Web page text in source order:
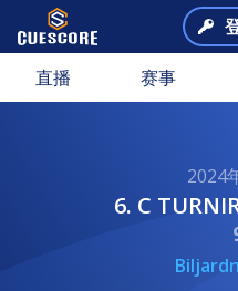
直播 赛事
2024
6. C